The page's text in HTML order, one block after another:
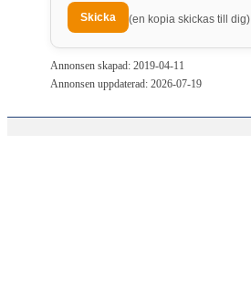
(en kopia skickas till dig)
Annonsen skapad: 2019-04-11
Annonsen uppdaterad: 2026-07-19